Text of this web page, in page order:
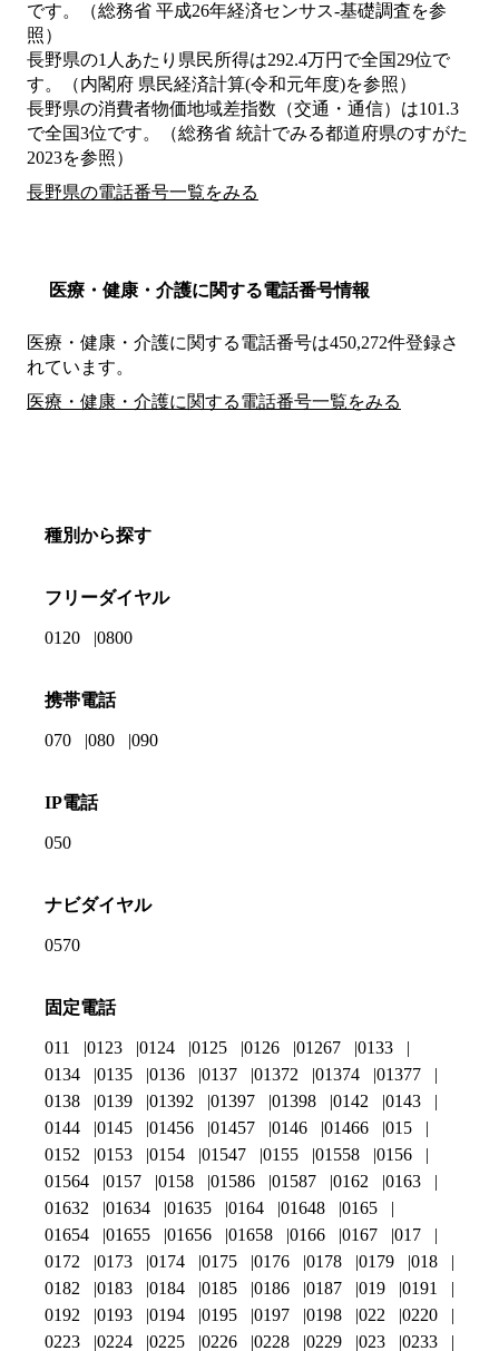
です。（総務省 平成26年経済センサス‐基礎調査を参
照）
長野県の1人あたり県民所得は292.4万円で全国29位で
す。（内閣府 県民経済計算(令和元年度)を参照）
長野県の消費者物価地域差指数（交通・通信）は101.3
で全国3位です。（総務省 統計でみる都道府県のすがた
2023を参照）
長野県の電話番号一覧をみる
医療・健康・介護に関する電話番号情報
医療・健康・介護に関する電話番号は450,272件登録さ
れています。
医療・健康・介護に関する電話番号一覧をみる
種別から探す
フリーダイヤル
0120 0800
携帯電話
070 080 090
IP電話
050
ナビダイヤル
0570
固定電話
011 0123 0124 0125 0126 01267
0133
0134
0135 0136 0137 01372 01374
01377
0138
0139 01392 01397 01398 0142
0143
0144
0145 01456 01457 0146 01466
015
0152
0153 0154 01547 0155 01558
0156
01564
0157 0158 01586 01587 0162
0163
01632
01634 01635 0164 01648
0165
01654
01655 01656 01658 0166 0167
017
0172
0173 0174 0175 0176 0178 0179
018
0182
0183 0184 0185 0186 0187 019
0191
0192
0193 0194 0195 0197 0198 022
0220
0223
0224 0225 0226 0228 0229 023 0233